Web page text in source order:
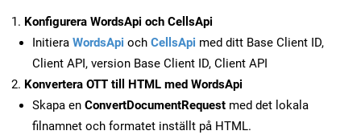
Konfigurera WordsApi och CellsApi
Initiera WordsApi och CellsApi med ditt Base Client ID,
Client API, version Base Client ID, Client API
Konvertera OTT till HTML med WordsApi
Skapa en ConvertDocumentRequest med det lokala
filnamnet och formatet inställt på HTML.